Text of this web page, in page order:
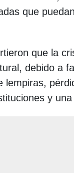
que
que la
debido a
lempiras,
y